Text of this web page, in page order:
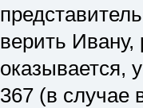
верить Ивану,
оказывается,
367 (в случае